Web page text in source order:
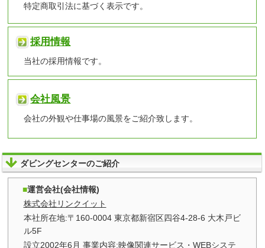
特定商取引法に基づく表示です。
採用情報
当社の採用情報です。
会社風景
会社の外観や仕事場の風景をご紹介致します。
ダビングセンターのご紹介
運営会社(会社情報)
株式会社リンクイット
本社所在地:〒160-0004 東京都新宿区四谷4-28-6 大木戸ビ
ル5F
設立2002年6月 事業内容:映像関連サービス・WEBシステ